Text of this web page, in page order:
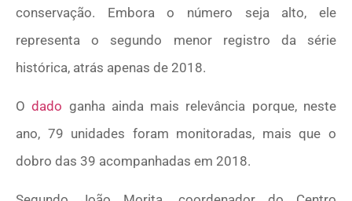
conservação. Embora o número seja alto, ele
representa o segundo menor registro da série
histórica, atrás apenas de 2018.
Odado ganha ainda mais relevância porque, neste
ano, 79 unidades foram monitoradas, mais que o
dobro das 39 acompanhadas em 2018.